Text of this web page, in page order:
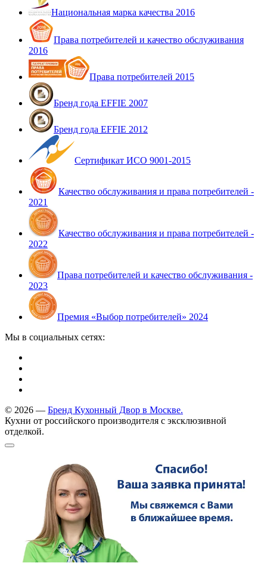
Национальная марка качества 2016
Права потребителей и качество обслуживания
2016
Права потребителей 2015
Бренд года EFFIE 2007
Бренд года EFFIE 2012
Сертификат ИСО 9001-2015
Качество обслуживания и права потребителей -
2021
Качество обслуживания и права потребителей -
2022
Права потребителей и качество обслуживания -
2023
Премия «Выбор потребителей» 2024
Мы в социальных сетях:
© 2026 — Бренд Кухонный Двор в Москве.
Кухни от российского производителя с эксклюзивной
отделкой.